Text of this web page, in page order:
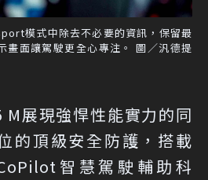
模式中除去不必要的資訊，保留最
畫面讓駕駛更全心專注。 圖／汎德提
M展現強悍性能實力的同
的頂級安全防護，搭載
智慧駕駛輔助科